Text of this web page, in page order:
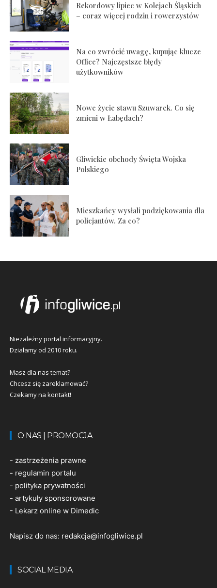
Rekordowy lipiec w Kolejach Śląskich
– coraz więcej rodzin i rowerzystów
Na co zwrócić uwagę, kupując klucze
Office? Najczęstsze błędy
użytkowników
Nowe życie stawu Szuwarek. Co się
zmieni w Łabędach?
Gliwickie obchody Święta Wojska
Polskiego
Mieszkańcy wysłali podziękowania dla
policjantów. Za co?
Niezależny portal informacyjny.
Działamy od 2010 roku.
Masz dla nas temat?
Chcesz się zareklamować?
Czekamy na kontakt!
O NAS | PROMOCJA
- zastrzeżenia prawne
- regulamin portalu
- polityka prywatności
- artykuły sponsorowane
- Lekarz online w Dimedic
Napisz do nas: redakcja@infogliwice.pl
SOCIAL MEDIA